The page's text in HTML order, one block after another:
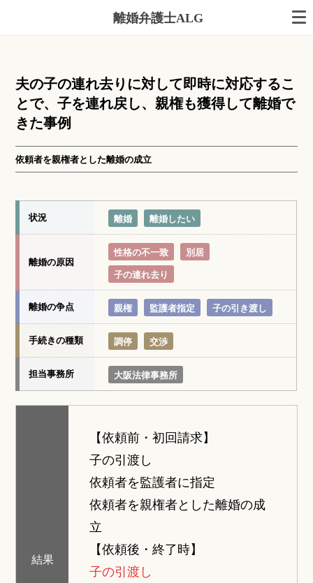
離婚弁護士ALG
夫の子の連れ去りに対して即時に対応するこ
とで、子を連れ戻し、親権も獲得して離婚で
きた事例
依頼者を親権者とした離婚の成立
状況 離婚 離婚したい
離婚の原因
性格の不一致
別居
子の連れ去り
離婚の争点 親権 監護者指定 子の引き渡し
手続きの種類 調停 交渉
担当事務所 大阪法律事務所
結果
【依頼前・初回請求】
子の引渡し
依頼者を監護者に指定
依頼者を親権者とした離婚の成
立
【依頼後・終了時】
子の引渡し